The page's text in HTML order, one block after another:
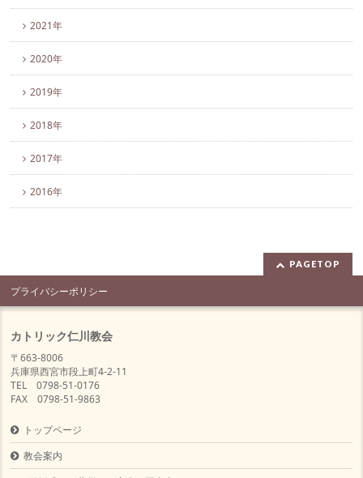
2021年
2020年
2019年
2018年
2017年
2016年
PAGETOP
プライバシーポリシー
カトリック仁川教会
〒663-8006
兵庫県西宮市段上町4-2-11
TEL 0798-51-0176
FAX 0798-51-9863
トップページ
教会案内